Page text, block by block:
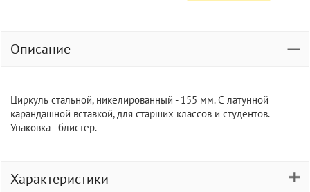
Описание
Циркуль стальной, никелированный - 155 мм. С латунной
карандашной вставкой, для старших классов и студентов.
Упаковка - блистер.
Характеристики